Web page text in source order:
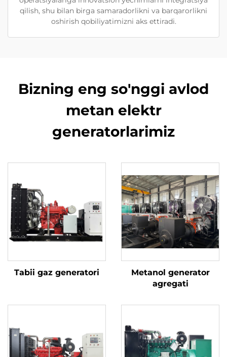
qilish, shu bilan birga samaradorlikni va barqarorlikni
oshirish qobiliyatimizni aks ettiradi.
Bizning eng so'nggi avlod
metan elektr
generatorlarimiz
Tabii gaz generatori
Metanol generator
agregati